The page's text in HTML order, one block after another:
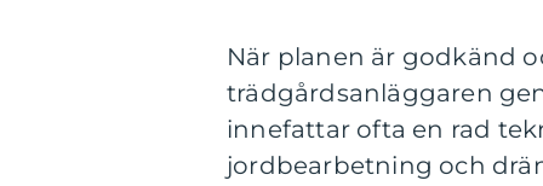
När planen är godkänd
trädgårdsanläggaren
innefattar ofta en rad
jordbearbetning och